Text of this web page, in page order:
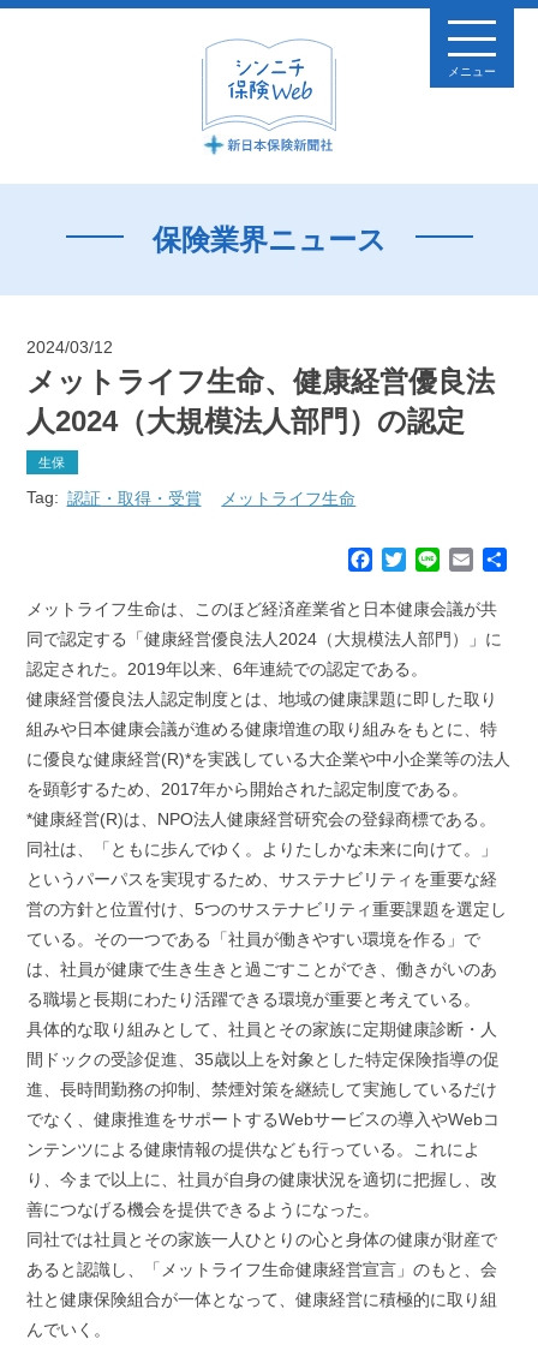
メニュー
保険業界ニュース
2024/03/12
メットライフ生命、健康経営優良法
人2024（大規模法人部門）の認定
生保
Tag: 認証・取得・受賞 メットライフ生命
c
e
o
o
k
T
i
t
e
r
n
e
E
a
メットライフ生命は、このほど経済産業省と日本健康会議が共
同で認定する「健康経営優良法人2024（大規模法人部門）」に
認定された。2019年以来、6年連続での認定である。
健康経営優良法人認定制度とは、地域の健康課題に即した取り
組みや日本健康会議が進める健康増進の取り組みをもとに、特
に優良な健康経営(R)*を実践している大企業や中小企業等の法人
を顕彰するため、2017年から開始された認定制度である。
*健康経営(R)は、NPO法人健康経営研究会の登録商標である。
同社は、「ともに歩んでゆく。よりたしかな未来に向けて。」
というパーパスを実現するため、サステナビリティを重要な経
営の方針と位置付け、5つのサステナビリティ重要課題を選定し
ている。その一つである「社員が働きやすい環境を作る」で
は、社員が健康で生き生きと過ごすことができ、働きがいのあ
る職場と長期にわたり活躍できる環境が重要と考えている。
具体的な取り組みとして、社員とその家族に定期健康診断・人
間ドックの受診促進、35歳以上を対象とした特定保険指導の促
進、長時間勤務の抑制、禁煙対策を継続して実施しているだけ
でなく、健康推進をサポートするWebサービスの導入やWebコ
ンテンツによる健康情報の提供なども行っている。これによ
り、今まで以上に、社員が自身の健康状況を適切に把握し、改
善につなげる機会を提供できるようになった。
同社では社員とその家族一人ひとりの心と身体の健康が財産で
あると認識し、「メットライフ生命健康経営宣言」のもと、会
社と健康保険組合が一体となって、健康経営に積極的に取り組
んでいく。